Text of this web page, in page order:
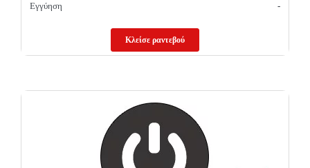
Εγγύηση -
Κλείσε ραντεβού